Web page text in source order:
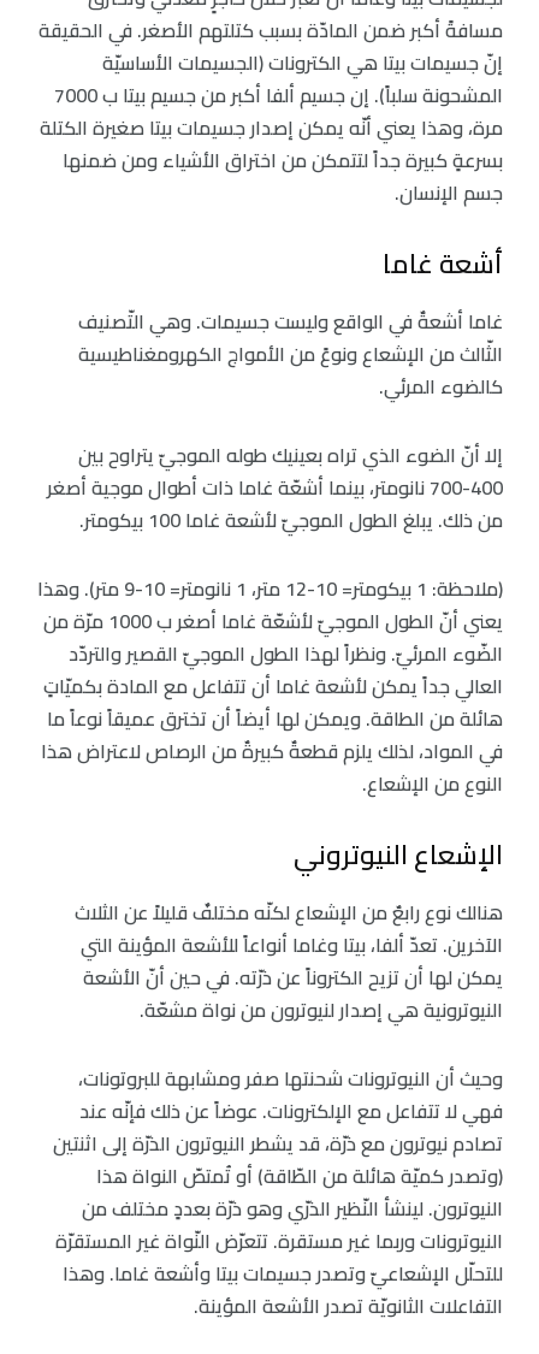
مسافةً أكبر ضمن المادّة بسبب كتلتهم الأصغر. في الحقيقة
إنّ جسيمات بيتا هي الكترونات (الجسيمات الأساسيّة
المشحونة سلباً). إن جسيم ألفا أكبر من جسيم بيتا ب 7000
مرة، وهذا يعني أنّه يمكن إصدار جسيمات بيتا صغيرة الكتلة
بسرعةٍ كبيرة جداً لتتمكن من اختراق الأشياء ومن ضمنها
جسم الإنسان.
أشعة غاما
غاما أشعةٌ في الواقع وليست جسيمات. وهي التّصنيف
الثّالث من الإشعاع ونوعً من الأمواج الكهرومغناطيسية
كالضوء المرئي.
إلا أنّ الضوء الذي تراه بعينيك طوله الموجيّ يتراوح بين
400-700 نانومتر، بينما أشعّة غاما ذات أطوال موجية أصغر
من ذلك. يبلغ الطول الموجيّ لأشعة غاما 100 بيكومتر.
(ملاحظة: 1 بيكومتر= 10-12 متر، 1 نانومتر= 10-9 متر). وهذا
يعني أنّ الطول الموجيّ لأشعّة غاما أصغر ب 1000 مرّة من
الضّوء المرئيّ. ونظراً لهذا الطول الموجيّ القصير والتردّد
العالي جداً يمكن لأشعة غاما أن تتفاعل مع المادة بكميّاتٍ
هائلة من الطاقة. ويمكن لها أيضاً أن تخترق عميقاً نوعاً ما
في المواد، لذلك يلزم قطعةٌ كبيرةٌ من الرصاص لاعتراض هذا
النوع من الإشعاع.
الإشعاع النيوتروني
هنالك نوع رابعٌ من الإشعاع لكنّه مختلفٌ قليلاً عن الثلاث
الآخرين. تعدّ ألفا، بيتا وغاما أنواعاً للأشعة المؤينة التي
يمكن لها أن تزيح الكتروناً عن ذرّته. في حين أنّ الأشعة
النيوترونية هي إصدار لنيوترون من نواة مشعّة.
وحيث أن النيوترونات شحنتها صفر ومشابهة للبروتونات،
فهي لا تتفاعل مع الإلكترونات. عوضاً عن ذلك فإنّه عند
تصادم نيوترون مع ذرّة، قد يشطر النيوترون الذرّة إلى اثنتين
(وتصدر كميّة هائلة من الطّاقة) أو تُمتصّ النواة هذا
النيوترون. لينشأ النّظير الذرّي وهو ذرّة بعددٍ مختلف من
النيوترونات وربما غير مستقرة. تتعرّض النّواة غير المستقرّة
للتحلّل الإشعاعيّ وتصدر جسيمات بيتا وأشعة غاما. وهذا
التفاعلات الثانويّة تصدر الأشعة المؤينة.